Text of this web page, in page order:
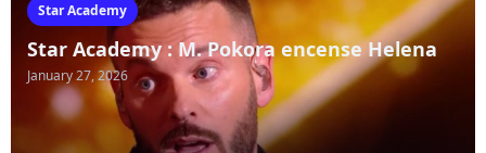
Star Academy
Star Academy : M. Pokora encense Helena
January 27, 2026